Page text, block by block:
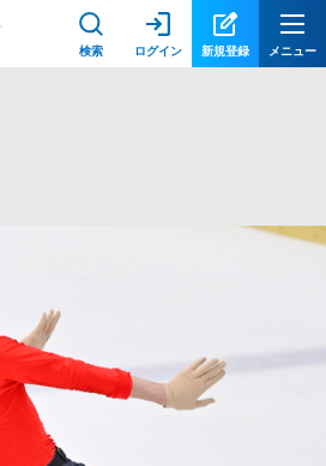
検索 ログイン 新規登録 メニュー